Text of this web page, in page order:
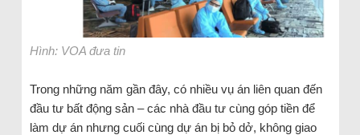
Hình: VOA đưa tin
Trong những năm gần đây, có nhiều vụ án liên quan đến
đầu tư bất động sản – các nhà đầu tư cùng góp tiền để
làm dự án nhưng cuối cùng dự án bị bỏ dở, không giao